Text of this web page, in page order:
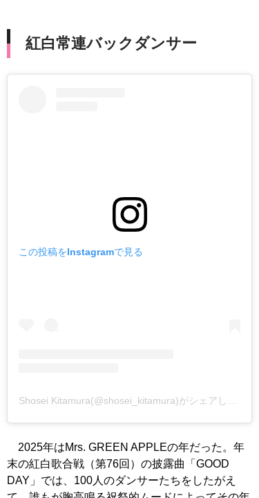
紅白常連バックダンサー
この投稿をInstagramで見る
Shosei Kitamura(@shosei_kitamura)がシェアした投稿
2025年はMrs. GREEN APPLEの年だった。年
末の紅白歌合戦（第76回）の披露曲「GOOD
DAY」では、100人のダンサーたちをしたがえ